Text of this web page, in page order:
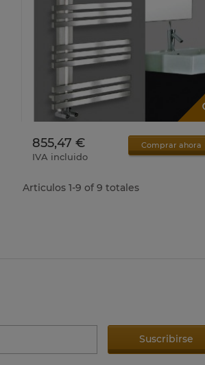
855,47 €
IVA incluido
Comprar ahora
Articulos 1-9 of 9 totales